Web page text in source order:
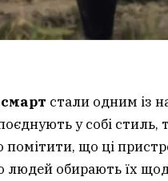
стали одним із
у собі стиль,
помітити, що ці
людей обирають їх